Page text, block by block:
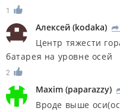
1
Алексей (kodaka) R
Центр тяжести
батарея на уровне осей
2
Maxim (paparazzy)
Вроде выше